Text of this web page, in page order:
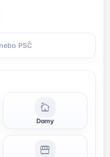
cottage
Domy
storefront